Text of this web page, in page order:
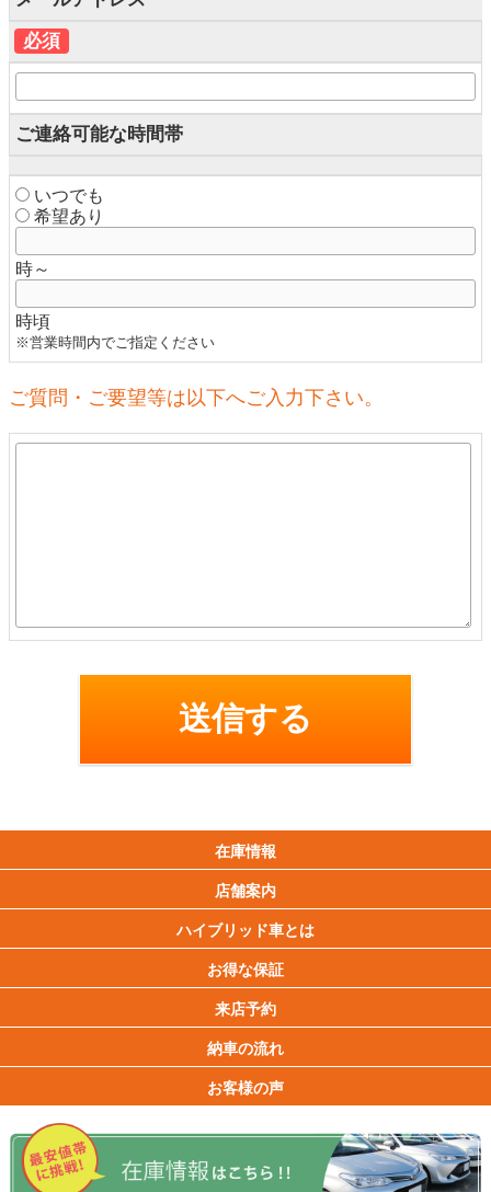
必須
ご連絡可能な時間帯
いつでも
希望あり
時～
時頃
※営業時間内でご指定ください
ご質問・ご要望等は以下へご入力下さい。
在庫情報
店舗案内
ハイブリッド車とは
お得な保証
来店予約
納車の流れ
お客様の声